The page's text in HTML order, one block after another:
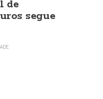
de
segue